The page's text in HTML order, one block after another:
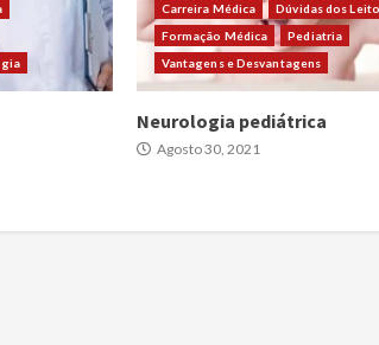
Carreira Médica
Dúvidas dos
Formação Médica
Pediatria
Vantagens e Desvantagens
Neurologia pediátrica
Agosto 30, 2021